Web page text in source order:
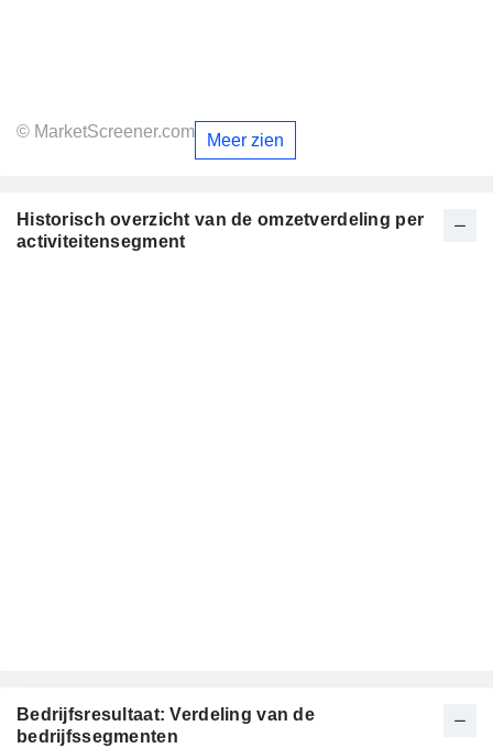
© MarketScreener.com Meer zien
Historisch overzicht van de omzetverdeling per
activiteitensegment
Bedrijfsresultaat: Verdeling van de
bedrijfssegmenten